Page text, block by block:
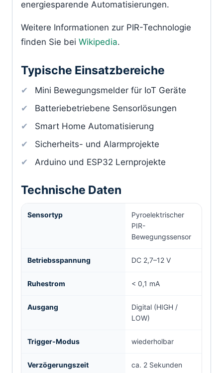
energiesparende Automatisierungen.
Weitere Informationen zur PIR-Technologie
finden Sie bei Wikipedia.
Typische Einsatzbereiche
Mini Bewegungsmelder für IoT Geräte
Batteriebetriebene Sensorlösungen
Smart Home Automatisierung
Sicherheits- und Alarmprojekte
Arduino und ESP32 Lernprojekte
Technische Daten
Sensortyp
Pyroelektrischer
PIR-
Bewegungssensor
Betriebsspannung DC 2,7–12 V
Ruhestrom < 0,1 mA
Ausgang
Digital (HIGH /
LOW)
Trigger-Modus wiederholbar
Verzögerungszeit ca. 2 Sekunden